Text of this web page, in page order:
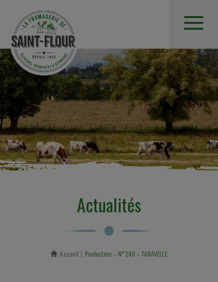
Actualités
Accueil En cours :
Producteur – N°240 – TANAVELLE